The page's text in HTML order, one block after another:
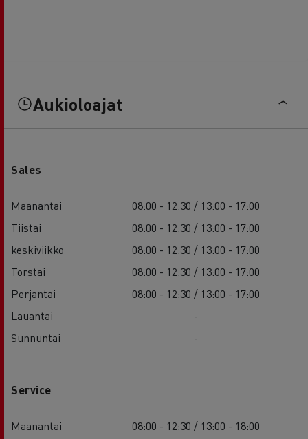
Aukioloajat
Sales
Maanantai
08:00 - 12:30 / 13:00 - 17:00
Tiistai
08:00 - 12:30 / 13:00 - 17:00
keskiviikko
08:00 - 12:30 / 13:00 - 17:00
Torstai
08:00 - 12:30 / 13:00 - 17:00
Perjantai
08:00 - 12:30 / 13:00 - 17:00
Lauantai
-
Sunnuntai
-
Service
Maanantai
08:00 - 12:30 / 13:00 - 18:00